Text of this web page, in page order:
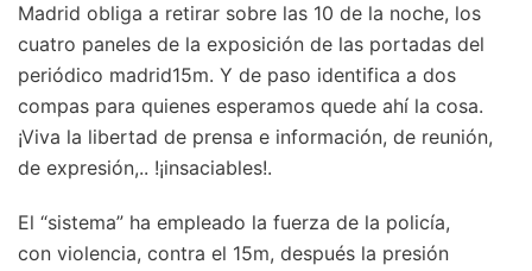
Madrid obliga a retirar sobre las 10 de la noche, los
cuatro paneles de la exposición de las portadas del
periódico madrid15m. Y de paso identifica a dos
compas para quienes esperamos quede ahí la cosa.
¡Viva la libertad de prensa e información, de reunión,
de expresión,.. !¡insaciables!.
El “sistema” ha empleado la fuerza de la policía,
con violencia, contra el 15m, después la presión